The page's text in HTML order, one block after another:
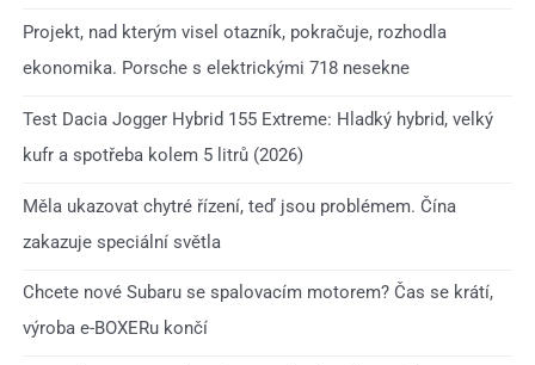
Projekt, nad kterým visel otazník, pokračuje, rozhodla
ekonomika. Porsche s elektrickými 718 nesekne
Test Dacia Jogger Hybrid 155 Extreme: Hladký hybrid, velký
kufr a spotřeba kolem 5 litrů (2026)
Měla ukazovat chytré řízení, teď jsou problémem. Čína
zakazuje speciální světla
Chcete nové Subaru se spalovacím motorem? Čas se krátí,
výroba e-BOXERu končí